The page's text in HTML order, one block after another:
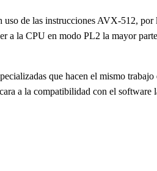
uso de las instrucciones AVX-512, por
a la CPU en modo PL2 la mayor
que hacen el mismo
a la compatibilidad con el